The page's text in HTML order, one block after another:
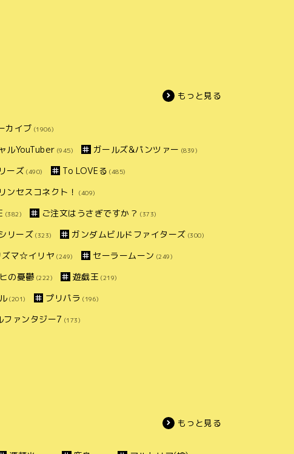
もっと見る
カイブ (1906)
ルYouTuber (945) ガールズ&パンツァー (839)
ーズ (490) To LOVEる (485)
ンセスコネクト！ (409)
(382) ご注文はうさぎですか？ (373)
リーズ (323) ガンダムビルドファイターズ (300)
マ☆イリヤ (249) セーラームーン (249)
の憂鬱 (222) 遊戯王 (219)
(201) プリパラ (196)
ファンタジー7 (173)
もっと見る